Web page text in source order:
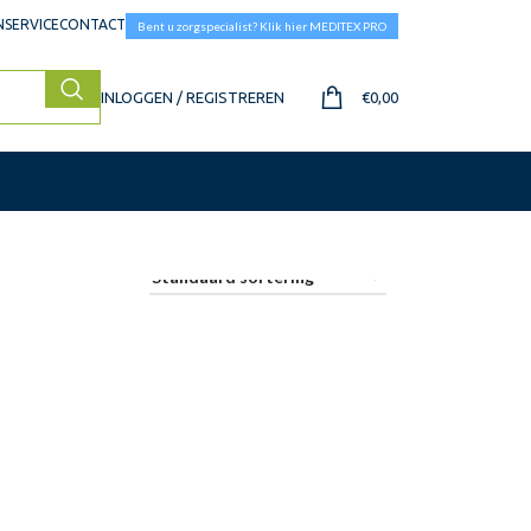
CONTACT Bent u zorgspecialist? Klik hier MEDITEX PRO
INLOGGEN / REGISTREREN €0,00